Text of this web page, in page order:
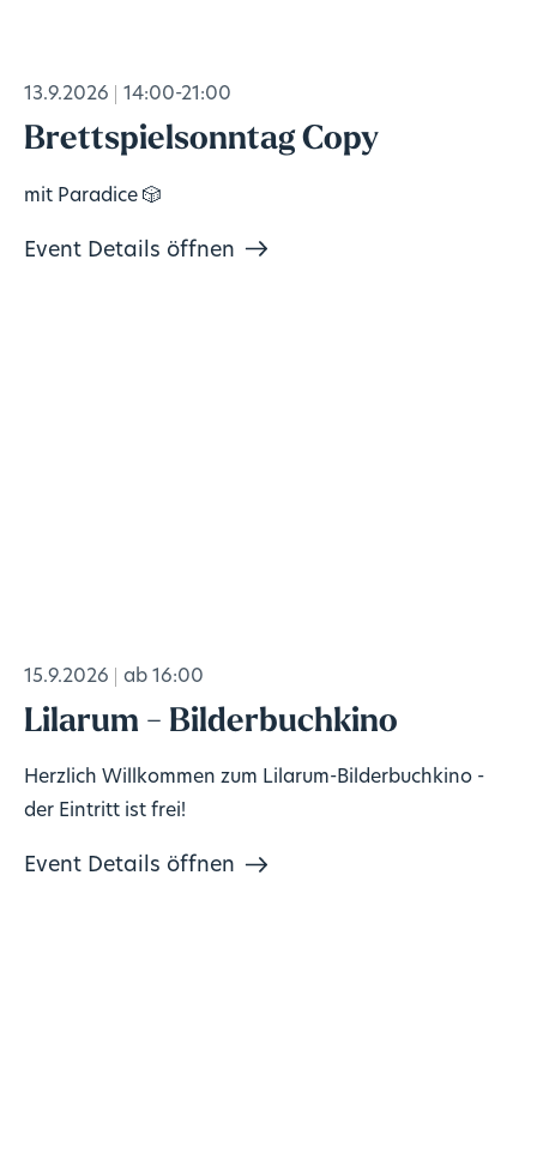
13.9.2026 14:00-21:00
Brettspielsonntag Copy
mit Paradice 🎲
Event Details öffnen
15.9.2026 ab 16:00
Lilarum - Bilderbuchkino
Herzlich Willkommen zum Lilarum-Bilderbuchkino -
der Eintritt ist frei!
Event Details öffnen